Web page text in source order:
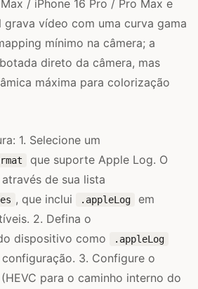
/ iPhone 16 Pro / Pro Max e
vídeo com uma curva gama
mínimo na câmera; a
direto da câmera, mas
máxima para colorização
1. Selecione um
que suporte Apple Log. O
de sua lista
, que inclui .appleLog
em
2. Defina o
dispositivo como .appleLog
3. Configure o
para o caminho interno do